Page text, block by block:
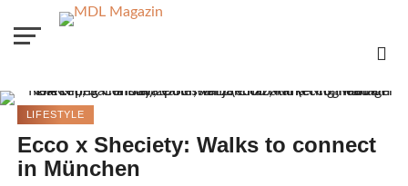
LIFESTYLE
Ecco x Sheciety: Walks to connect
in München